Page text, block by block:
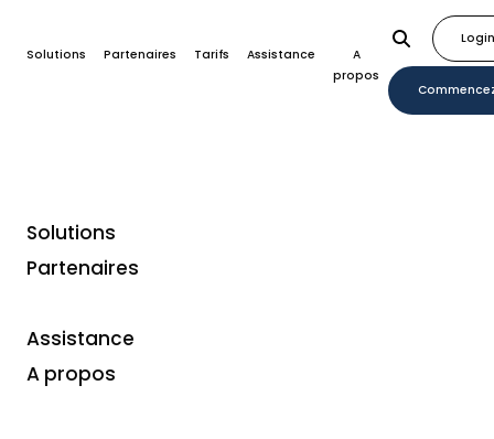
Solutions Partenaires Tarifs Assistance
A
propos
Login
Solutions
Partenaires
Assistance
A propos